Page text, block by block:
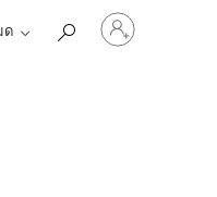
ด
ลงชื่อ
เข้า